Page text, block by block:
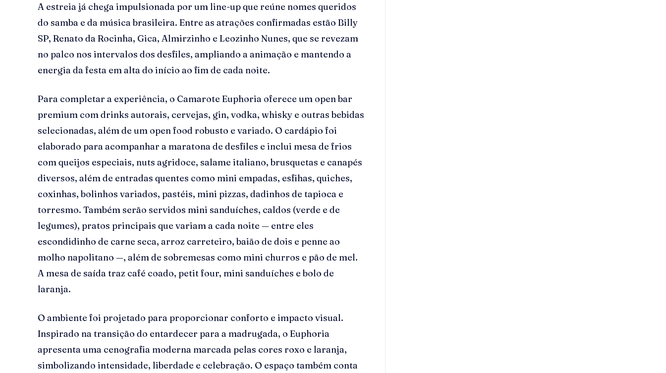
A estreia já chega impulsionada por um line-up que reúne nomes queridos
do samba e da música brasileira. Entre as atrações confirmadas estão Billy
SP, Renato da Rocinha, Gica, Almirzinho e Leozinho Nunes, que se revezam
no palco nos intervalos dos desfiles, ampliando a animação e mantendo a
energia da festa em alta do início ao fim de cada noite.
Para completar a experiência, o Camarote Euphoria oferece um open bar
premium com drinks autorais, cervejas, gin, vodka, whisky e outras bebidas
selecionadas, além de um open food robusto e variado. O cardápio foi
elaborado para acompanhar a maratona de desfiles e inclui mesa de frios
com queijos especiais, nuts agridoce, salame italiano, brusquetas e canapés
diversos, além de entradas quentes como mini empadas, esfihas, quiches,
coxinhas, bolinhos variados, pastéis, mini pizzas, dadinhos de tapioca e
torresmo. Também serão servidos mini sanduíches, caldos (verde e de
legumes), pratos principais que variam a cada noite — entre eles
escondidinho de carne seca, arroz carreteiro, baião de dois e penne ao
molho napolitano —, além de sobremesas como mini churros e pão de mel.
A mesa de saída traz café coado, petit four, mini sanduíches e bolo de
laranja.
O ambiente foi projetado para proporcionar conforto e impacto visual.
Inspirado na transição do entardecer para a madrugada, o Euphoria
apresenta uma cenografia moderna marcada pelas cores roxo e laranja,
simbolizando intensidade, liberdade e celebração. O espaço também conta